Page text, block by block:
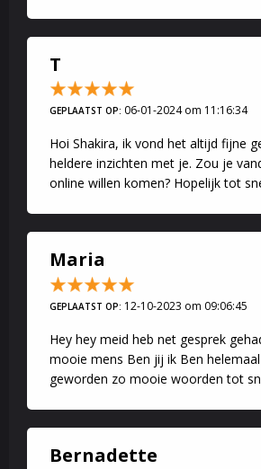
T
GEPLAATST OP: 06-01-2024 om 11:16:34
Hoi Shakira, ik vond het altijd fijne
heldere inzichten met je. Zou je
online willen komen? Hopelijk tot
Maria
GEPLAATST OP: 12-10-2023 om 09:06:45
Hey hey meid heb net gesprek
mooie mens Ben jij ik Ben
geworden zo mooie woorden tot
Bernadette